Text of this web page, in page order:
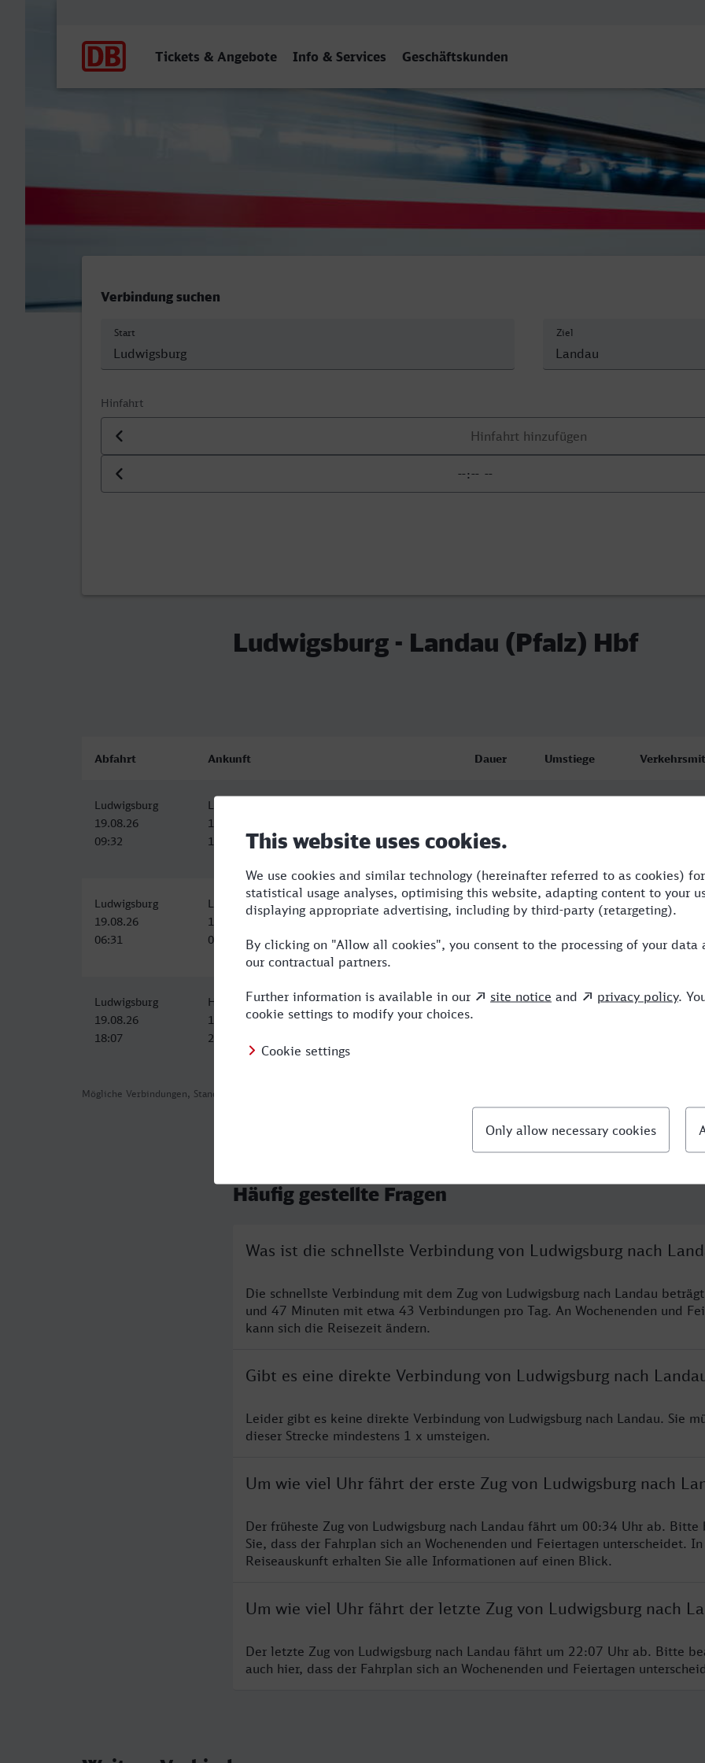
Tickets & Angebote Info & Services Geschäftskunden
Ludwigsburg - Landau (Pfalz) Hbf
Verbindung suchen
Start Ziel
Hinfahrt
Datum der Hinfahrt
Uhrzeit der Hinfahrt
Ludwigsburg - Landau (Pfalz) Hbf
Mögliche Verbindungen, Stand: 2026-08-05 00:52
Abfahrt Ankunft Dauer Umstiege
Ludwigsburg
19.08.26
09:32
Landau (Pfalz) Hbf
19.08.26
11:19
Ludwigsburg
19.08.26
06:31
Landau (Pfalz) Hbf
19.08.26
08:19
1:48 3 RB,RE,ICE
Ludwigsburg
19.08.26
18:07
Hauptbahnhof, Landau in der Pfalz
19.08.26
20:56
2:49 3
Häufig gestellte Fragen
Was ist die schnellste Verbindung von Ludwigsburg nach
Die schnellste Verbindung mit dem Zug von Ludwigsburg nach Landau
und 47 Minuten mit etwa 43 Verbindungen pro Tag. An Wochenenden und
kann sich die Reisezeit ändern.
Gibt es eine direkte Verbindung von Ludwigsburg nach
Leider gibt es keine direkte Verbindung von Ludwigsburg nach Landau. Sie
dieser Strecke mindestens 1 x umsteigen.
Um wie viel Uhr fährt der erste Zug von Ludwigsburg nach
Der früheste Zug von Ludwigsburg nach Landau fährt um 00:34 Uhr ab. Bitte
Sie, dass der Fahrplan sich an Wochenenden und Feiertagen unterscheidet.
Reiseauskunft erhalten Sie alle Informationen auf einen Blick.
Um wie viel Uhr fährt der letzte Zug von Ludwigsburg nach
Der letzte Zug von Ludwigsburg nach Landau fährt um 22:07 Uhr ab. Bitte
auch hier, dass der Fahrplan sich an Wochenenden und Feiertagen